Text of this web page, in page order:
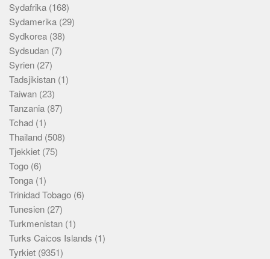
Sydafrika (168)
Sydamerika (29)
Sydkorea (38)
Sydsudan (7)
Syrien (27)
Tadsjikistan (1)
Taiwan (23)
Tanzania (87)
Tchad (1)
Thailand (508)
Tjekkiet (75)
Togo (6)
Tonga (1)
Trinidad Tobago (6)
Tunesien (27)
Turkmenistan (1)
Turks Caicos Islands (1)
Tyrkiet (9351)